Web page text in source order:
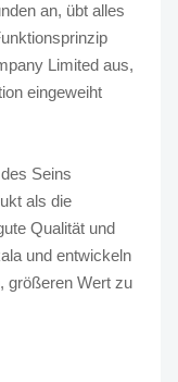
an, übt alles
Limited aus,
eingeweiht
Seins
als die
Qualität und
und entwickeln
größeren Wert zu